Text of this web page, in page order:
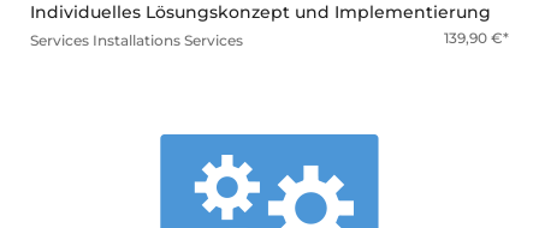
Individuelles Lösungskonzept und Implementierung
Services Installations Services 139,90 €